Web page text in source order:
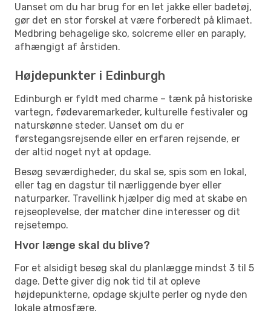
Uanset om du har brug for en let jakke eller badetøj,
gør det en stor forskel at være forberedt på klimaet.
Medbring behagelige sko, solcreme eller en paraply,
afhængigt af årstiden.
Højdepunkter i Edinburgh
Edinburgh er fyldt med charme – tænk på historiske
vartegn, fødevaremarkeder, kulturelle festivaler og
naturskønne steder. Uanset om du er
førstegangsrejsende eller en erfaren rejsende, er
der altid noget nyt at opdage.
Besøg seværdigheder, du skal se, spis som en lokal,
eller tag en dagstur til nærliggende byer eller
naturparker. Travellink hjælper dig med at skabe en
rejseoplevelse, der matcher dine interesser og dit
rejsetempo.
Hvor længe skal du blive?
For et alsidigt besøg skal du planlægge mindst 3 til 5
dage. Dette giver dig nok tid til at opleve
højdepunkterne, opdage skjulte perler og nyde den
lokale atmosfære.